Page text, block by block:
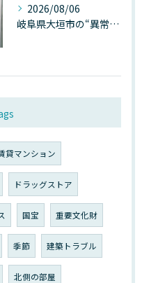
2026/08/06
岐阜県大垣市の“異常に高い気温”が建物内部を腐らせる──深層カビが爆発的に増える本当の理由
貸マンション
ドラッグストア
国宝 重要文化財
季節 建築トラブル
北側の部屋